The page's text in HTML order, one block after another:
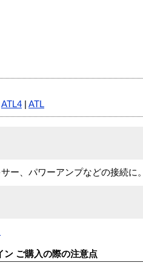
ATL4 ATL
ー、パワーアンプなどの接続に。
ン ご購入の際の注意点